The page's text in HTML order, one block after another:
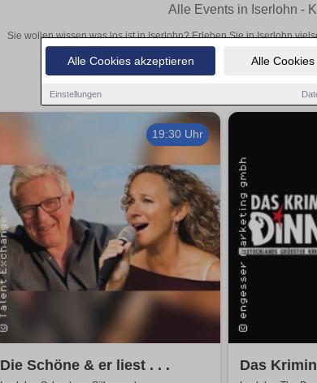
Alle Cookies akzeptieren Alle
Einstellungen
Alle Events in Iserlohn -
Sie wollen wissen was los ist in Iserlohn? Erleben Sie in Iserlohn
oder aufregende Veranstaltungen in
19:30 Uhr
Die Schöne & er liest . . .
Das